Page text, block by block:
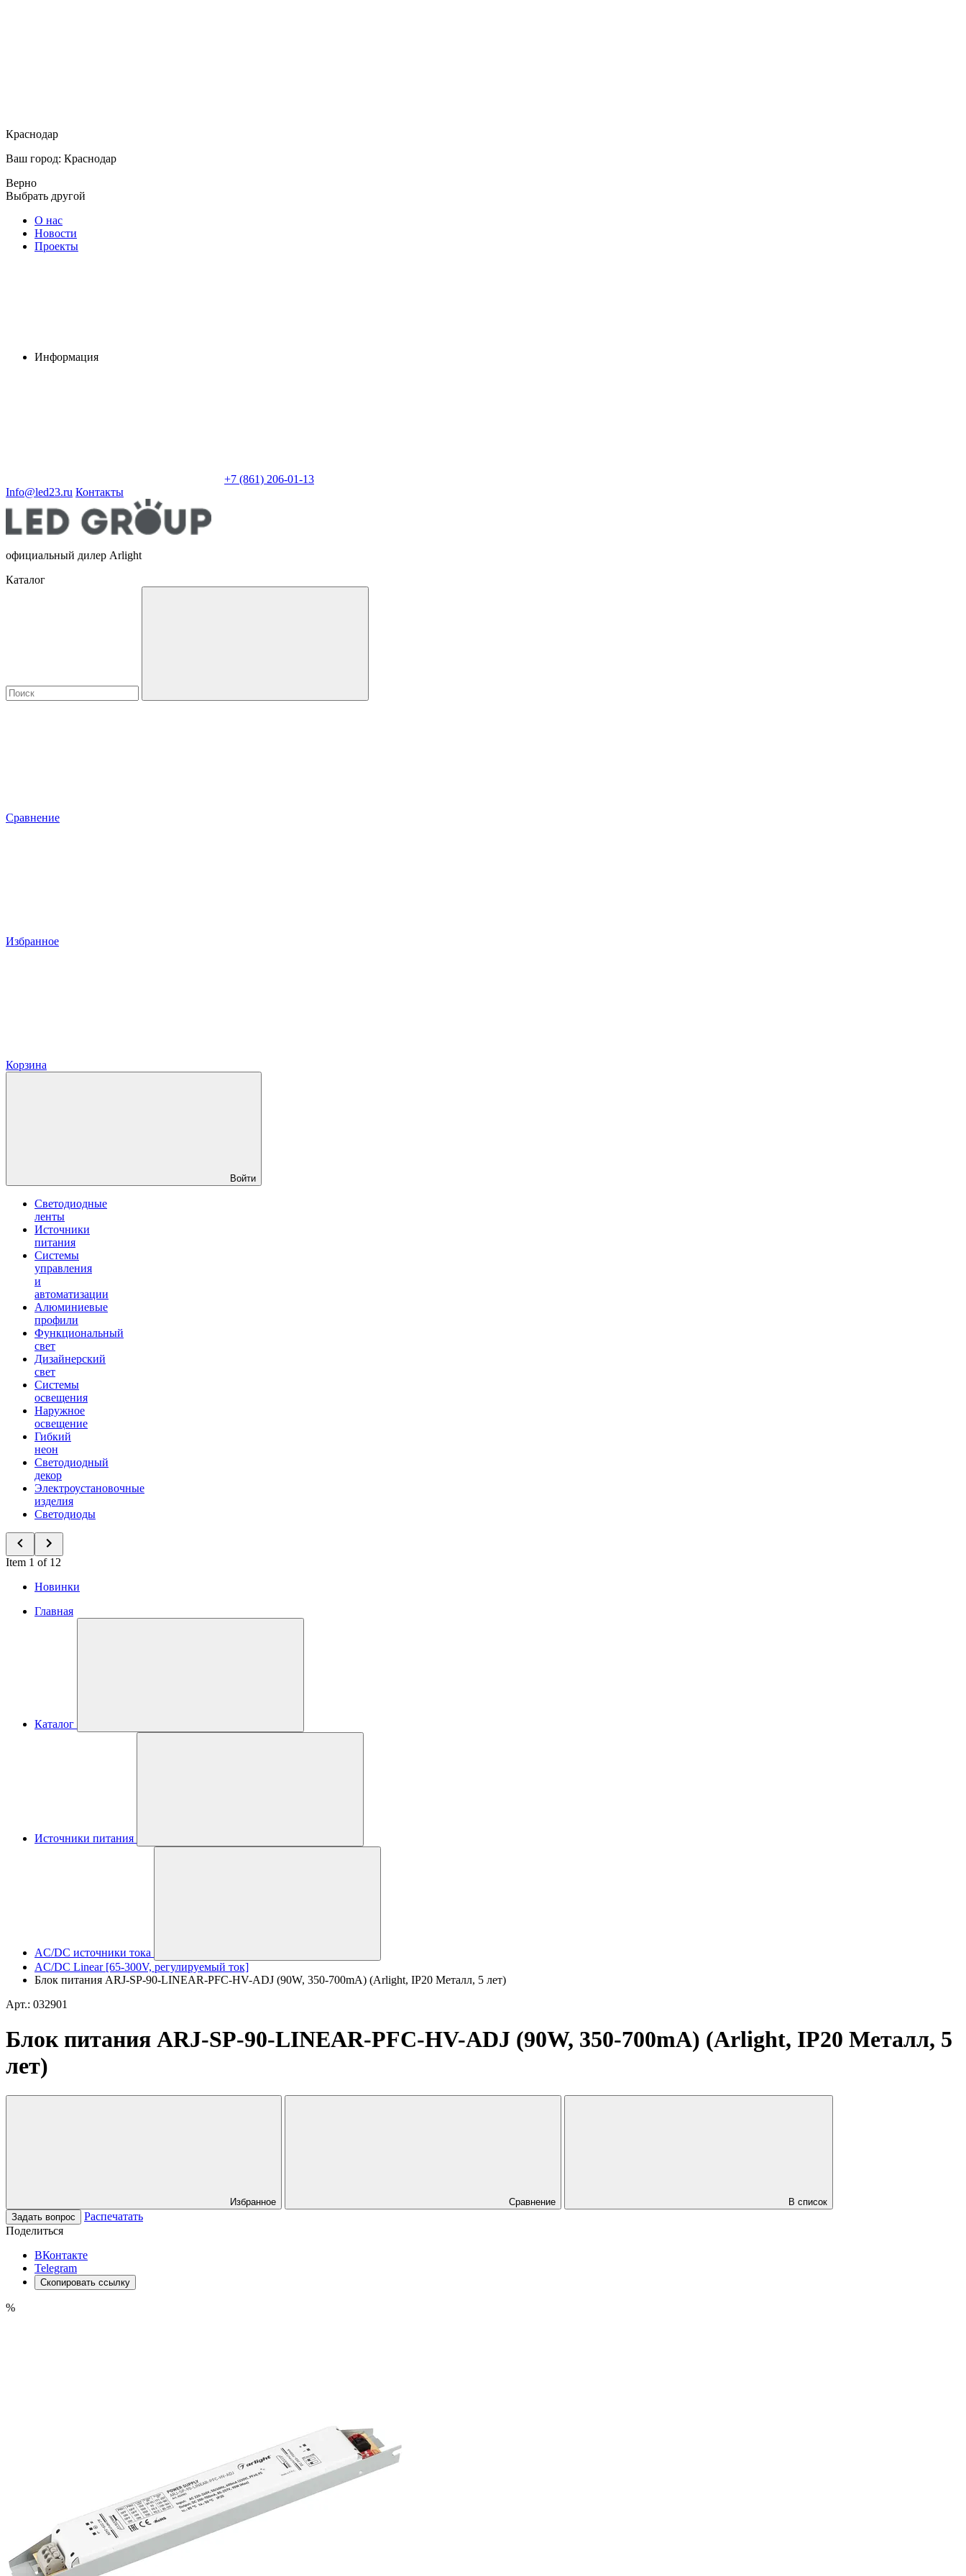
Краснодар
Ваш город: Краснодар
Верно
Выбрать другой
О нас
Новости
Проекты
Информация
+7 (861) 206-01-13
Info@led23.ru Контакты
официальный дилер Arlight
Каталог
Сравнение
Избранное
Корзина
Войти
Светодиодные
ленты
Источники
питания
Системы
управления
и
автоматизации
Алюминиевые
профили
Функциональный
свет
Дизайнерский
свет
Системы
освещения
Наружное
освещение
Гибкий
неон
Светодиодный
декор
Электроустановочные
изделия
Светодиоды
Item 1 of 12
Новинки
Главная
Каталог
Источники питания
AC/DC источники тока
AC/DC Linear [65-300V, регулируемый ток]
Блок питания ARJ-SP-90-LINEAR-PFC-HV-ADJ (90W, 350-700mA) (Arlight, IP20 Металл, 5 лет)
Арт.: 032901
Блок питания ARJ-SP-90-LINEAR-PFC-HV-ADJ (90W, 350-700mA) (Arlight, IP20 Металл, 5
лет)
Избранное Сравнение
В список
Задать вопрос
Распечатать
Поделиться
ВКонтакте
Telegram
Скопировать ссылку
%